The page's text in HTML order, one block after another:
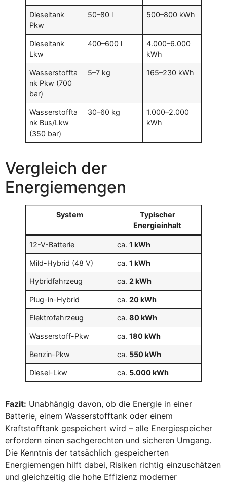
Dieseltank
Pkw
50–80 l 500–800 kWh
Dieseltank
Lkw
400–600 l
4.000–6.000
kWh
Wasserstoffta
nk Pkw (700
bar)
5–7 kg 165–230 kWh
Wasserstoffta
nk Bus/Lkw
(350 bar)
30–60 kg
1.000–2.000
kWh
Vergleich der
Energiemengen
System
Typischer
Energieinhalt
12-V-Batterie ca.1 kWh
Mild-Hybrid (48 V) ca.1 kWh
Hybridfahrzeug ca.2 kWh
Plug-in-Hybrid ca.20 kWh
Elektrofahrzeug ca.80 kWh
Wasserstoff-Pkw ca.180 kWh
Benzin-Pkw ca. 550 kWh
Diesel-Lkw ca. 5.000 kWh
Fazit: Unabhängig davon, ob die Energie in einer
Batterie, einem Wasserstofftank oder einem
Kraftstofftank gespeichert wird – alle Energiespeicher
erfordern einen sachgerechten und sicheren Umgang.
Die Kenntnis der tatsächlich gespeicherten
Energiemengen hilft dabei, Risiken richtig einzuschätzen
und gleichzeitig die hohe Effizienz moderner